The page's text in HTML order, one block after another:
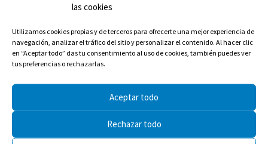
las cookies
Utilizamos cookies propias y de terceros para ofrecerte una mejor experiencia de
navegación, analizar el tráfico del sitio y personalizar el contenido. Al hacer clic
en “Aceptar todo” das tu consentimiento al uso de cookies, también puedes ver
tus preferencias o rechazarlas.
Aceptar todo
Rechazar todo
Calle Isabel la Católica, 22